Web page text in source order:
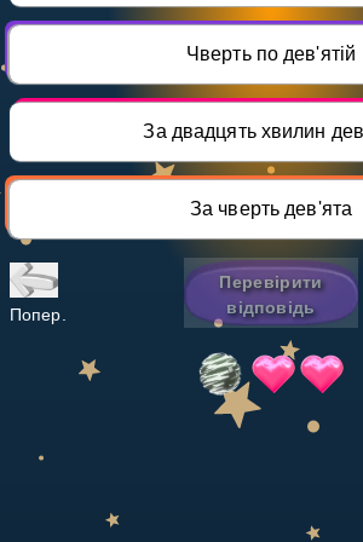
Invite a Friend
Select curriculum
Чверть по дев'ятій
За двадцять хвилин
За чверть дев'ята
Попер.
Перевірити
відповідь